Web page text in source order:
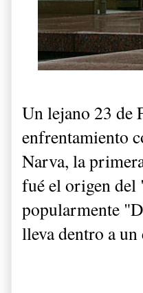
Un lejano 23 de
enfrentamiento
Narva, la
fué el origen
popularmente
lleva dentro a